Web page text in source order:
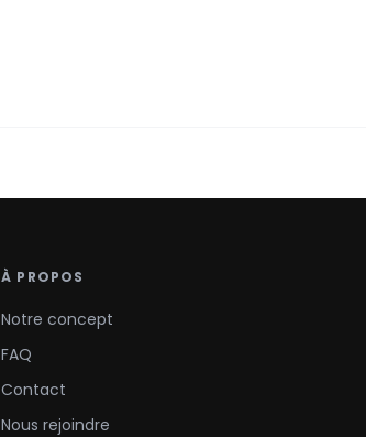
À PROPOS
Notre concept
FAQ
Contact
Nous rejoindre